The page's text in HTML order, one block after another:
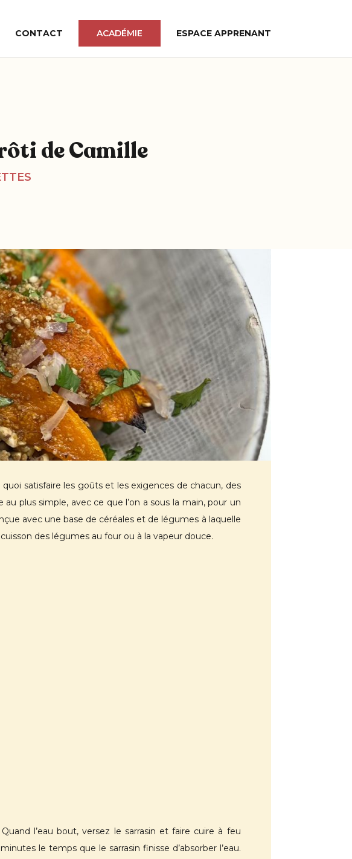
CONTACT ACADÉMIE ESPACE APPRENANT
de Camille
satisfaire les goûts et les exigences de chacun, des
plus simple, avec ce que l’on a sous la main, pour un
avec une base de céréales et de légumes à laquelle
des légumes au four ou à la vapeur douce.
l’eau bout, versez le sarrasin et faire cuire à feu
le temps que le sarrasin finisse d’absorber l’eau.